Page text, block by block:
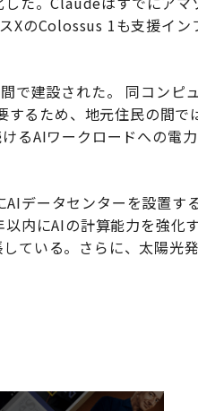
XのColossus 1も支援イン
で建設された。 同コンピュ
するため、地元住民の間で
るAIワークロードへの電力
AIデータセンターを設置す
内にAIの計算能力を強化す
ている。さらに、太陽光発